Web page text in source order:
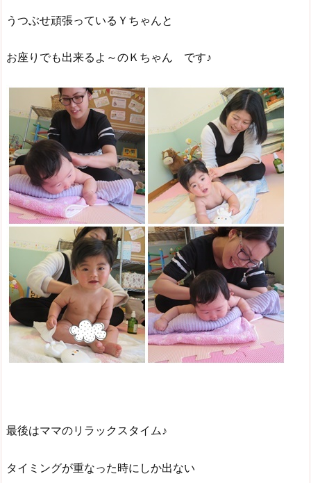
うつぶせ頑張っているＹちゃんと
お座りでも出来るよ～のＫちゃん です♪
最後はママのリラックスタイム♪
タイミングが重なった時にしか出ない